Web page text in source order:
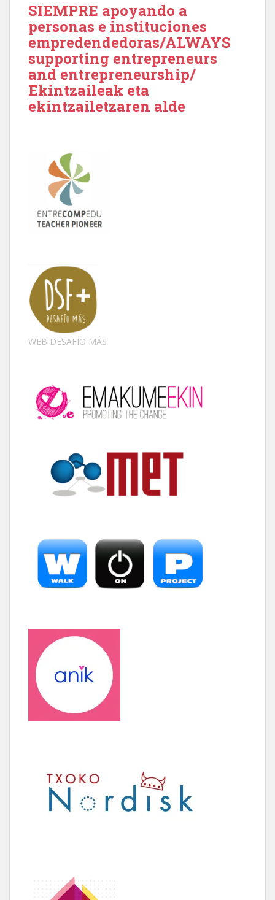
SIEMPRE apoyando a
personas e instituciones
empredendedoras/ALWAYS
supporting entrepreneurs
and entrepreneurship/
Ekintzaileak eta
ekintzailetzaren alde
WEB DESAFÍO MÁS